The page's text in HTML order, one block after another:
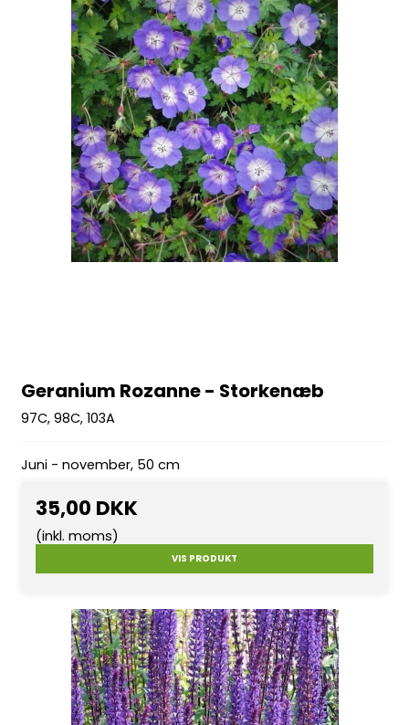
Geranium Rozanne - Storkenæb
97C, 98C, 103A
Juni - november, 50 cm
35,00 DKK
(inkl. moms)
VIS PRODUKT